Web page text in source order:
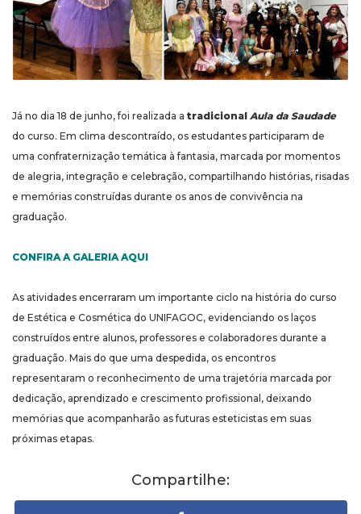
Já no dia 18 de junho, foi realizada a tradicional Aula da Saudade
do curso. Em clima descontraído, os estudantes participaram de
uma confraternização temática à fantasia, marcada por momentos
de alegria, integração e celebração, compartilhando histórias, risadas
e memórias construídas durante os anos de convivência na
graduação.
CONFIRA A GALERIA AQUI
As atividades encerraram um importante ciclo na história do curso
de Estética e Cosmética do UNIFAGOC, evidenciando os laços
construídos entre alunos, professores e colaboradores durante a
graduação. Mais do que uma despedida, os encontros
representaram o reconhecimento de uma trajetória marcada por
dedicação, aprendizado e crescimento profissional, deixando
memórias que acompanharão as futuras esteticistas em suas
próximas etapas.
Compartilhe: